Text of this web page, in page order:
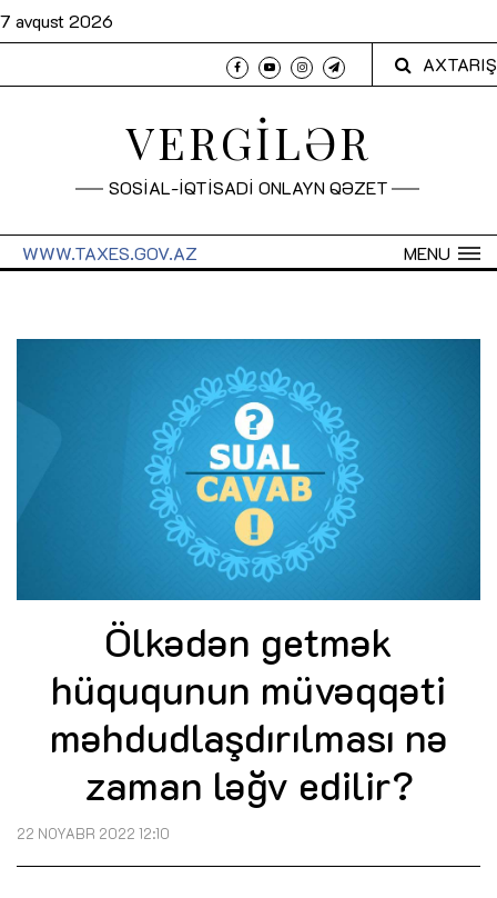
7 avqust 2026
AXTARIŞ
VERGİLƏR
SOSİAL-İQTİSADİ ONLAYN QƏZET
MENU
WWW.TAXES.GOV.AZ
Ölkədən getmək
hüququnun müvəqqəti
məhdudlaşdırılması nə
zaman ləğv edilir?
22 NOYABR 2022 12:10